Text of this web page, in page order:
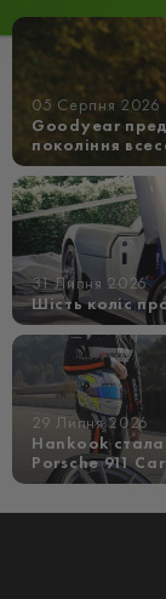
05 Серпня 2026
Goodyear
покоління
31 Липня 2026
Шість коліс
29 Липня 2026
Hankook
Porsche 911